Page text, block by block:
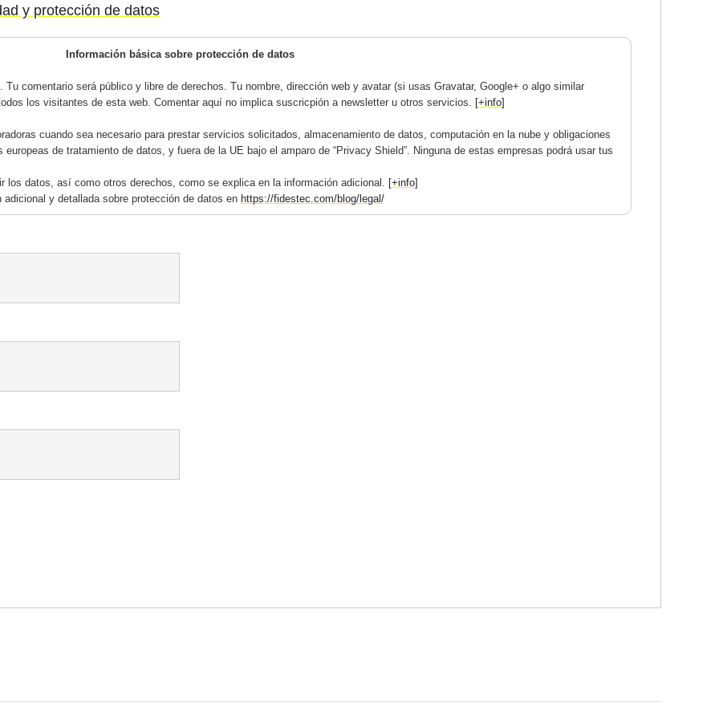
y protección de datos
Información básica sobre protección de datos
comentario será público y libre de derechos. Tu nombre, dirección web y avatar (si usas Gravatar, Google+ o algo similar
los visitantes de esta web. Comentar aquí no implica suscricpión a newsletter u otros servicios. [+info]
cuando sea necesario para prestar servicios solicitados, almacenamiento de datos, computación en la nube y obligaciones
de tratamiento de datos, y fuera de la UE bajo el amparo de “Privacy Shield”. Ninguna de estas empresas podrá usar tus
los datos, así como otros derechos, como se explica en la información adicional. [+info]
y detallada sobre protección de datos en https://fidestec.com/blog/legal/